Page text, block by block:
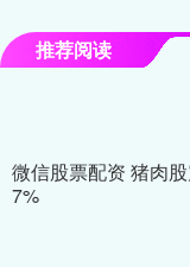
推荐阅读
微信股票配资 猪肉
7%